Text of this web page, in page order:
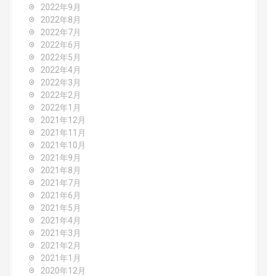
2022年9月
2022年8月
2022年7月
2022年6月
2022年5月
2022年4月
2022年3月
2022年2月
2022年1月
2021年12月
2021年11月
2021年10月
2021年9月
2021年8月
2021年7月
2021年6月
2021年5月
2021年4月
2021年3月
2021年2月
2021年1月
2020年12月